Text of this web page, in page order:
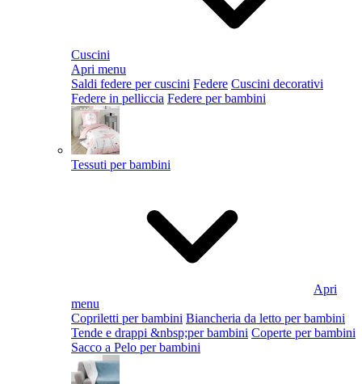
Cuscini
Apri menu
Saldi federe per cuscini Federe Cuscini decorativi
Federe in pelliccia Federe per bambini
Tessuti per bambini
Apri
menu
Copriletti per bambini Biancheria da letto per bambini
Tende e drappi &nbsp;per bambini Coperte per bambini
Sacco a Pelo per bambini